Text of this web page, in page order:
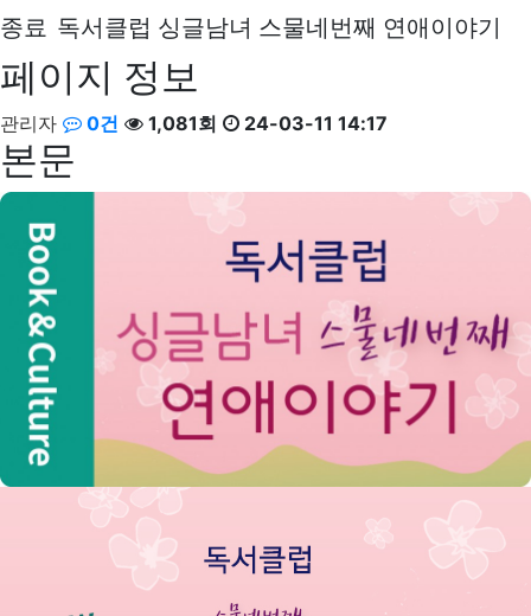
종료 독서클럽 싱글남녀 스물네번째 연애이야기
페이지 정보
관리자 0건 1,081회 24-03-11 14:17
본문